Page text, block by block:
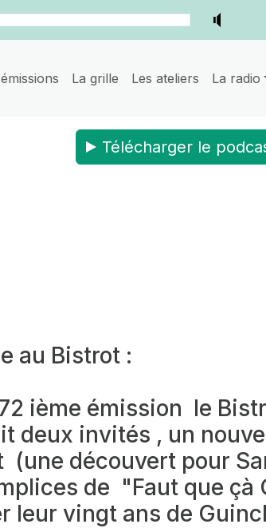
La grille Les ateliers La radio
Télécharger le
au Bistrot :
ième émission le
deux invités , un
(une découvert pour
de "Faut que çà
leur vingt ans de